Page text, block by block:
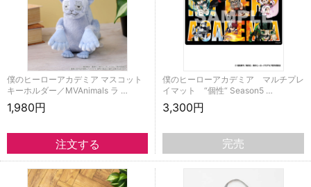
僕のヒーローアカデミア マスコット
キーホルダー／MVAnimals ラ …
1,980円
僕のヒーローアカデミア マルチプレ
イマット “個性“ Season5 …
3,300円
完売